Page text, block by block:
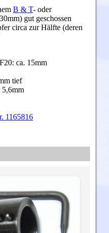
B & T- oder
gut geschossen
circa zur Hälfte (deren
ca. 15mm
tief
5,6mm
1165816